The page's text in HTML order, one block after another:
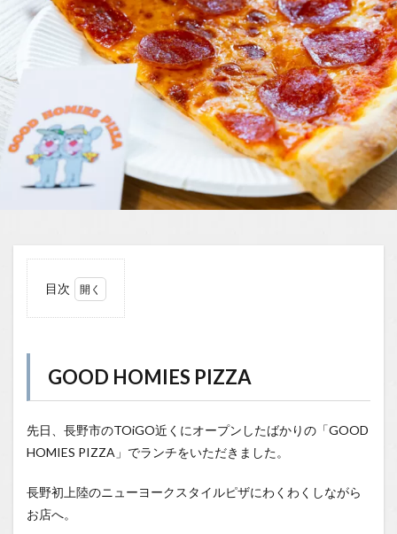
目次
1.0.1
ピザを
気軽に
楽しめ
1.0.2
GOOD HOMIES PIZZA
先日、長野市のTOiGO近くにオープンしたばかりの「GOOD
HOMIES PIZZA」でランチをいただきました。
長野初上陸のニューヨークスタイルピザにわくわくしながら
お店へ。